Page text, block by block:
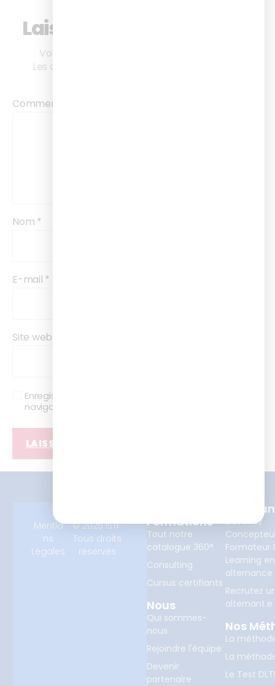
Laisser un commentaire
Votre adresse e-mail ne sera pas publiée.
Les champs obligatoires sont indiqués avec
Commentaire
Nom *
E-mail *
Site web
Enregistrer mon nom, mon e-mail et mon site dans le
navigateur pour mon prochain commentaire.
Formations
Tout notre
catalogue 360°
Consulting
Cursus certifiants
Nous
Qui sommes-
nous
Rejoindre l'équipe
Devenir
partenaire
Devenez
Formateur
Learning en
alternance
Recrutez
alternant.e
Nos
La
La
Le Test
Mentio
ns
Légales
© 2025 ISTF.
Tous droits
réservés